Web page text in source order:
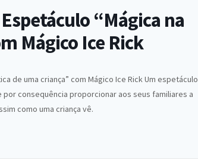
“Mágica na
Mágico Ice Rick
de uma criança” com Mágico Ice Rick Um espetáculo
por consequência proporcionar aos seus familiares a
como uma criança vê.